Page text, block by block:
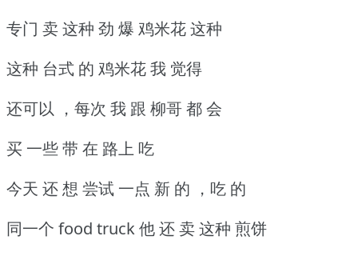
专门 卖 这种 劲 爆 鸡米花 这种
这种 台式 的 鸡米花 我 觉得
还可以 ，每次 我 跟 柳哥 都 会
买 一些 带 在 路上 吃
今天 还 想 尝试 一点 新 的 ，吃 的
同一个 food truck 他 还 卖 这种 煎饼